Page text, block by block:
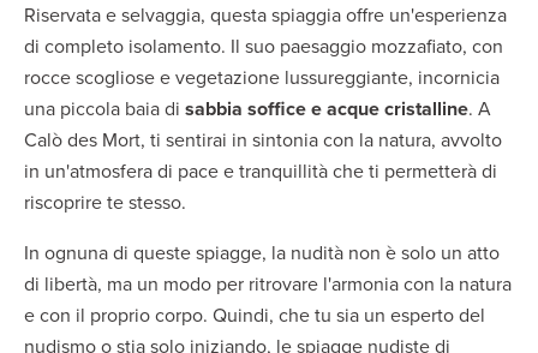
Riservata e selvaggia, questa spiaggia offre un'esperienza
di completo isolamento. Il suo paesaggio mozzafiato, con
rocce scogliose e vegetazione lussureggiante, incornicia
una piccola baia di sabbia soffice e acque cristalline. A
Calò des Mort, ti sentirai in sintonia con la natura, avvolto
in un'atmosfera di pace e tranquillità che ti permetterà di
riscoprire te stesso.
In ognuna di queste spiagge, la nudità non è solo un atto
di libertà, ma un modo per ritrovare l'armonia con la natura
e con il proprio corpo. Quindi, che tu sia un esperto del
nudismo o stia solo iniziando, le spiagge nudiste di